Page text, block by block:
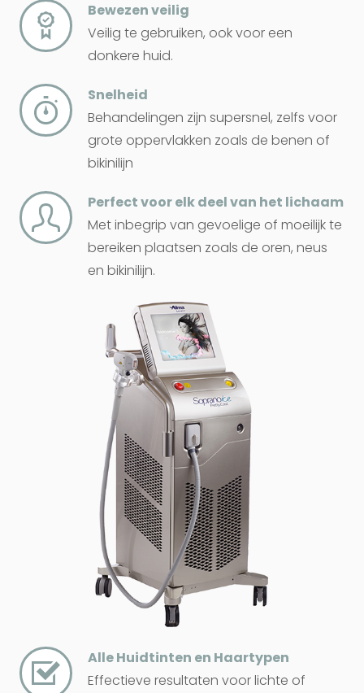
Bewezen veilig
Veilig te gebruiken, ook voor een
donkere huid.
Snelheid
Behandelingen zijn supersnel, zelfs voor
grote oppervlakken zoals de benen of
bikinilijn
Perfect voor elk deel van het lichaam
Met inbegrip van gevoelige of moeilijk te
bereiken plaatsen zoals de oren, neus
en bikinilijn.
Alle Huidtinten en Haartypen
Effectieve resultaten voor lichte of